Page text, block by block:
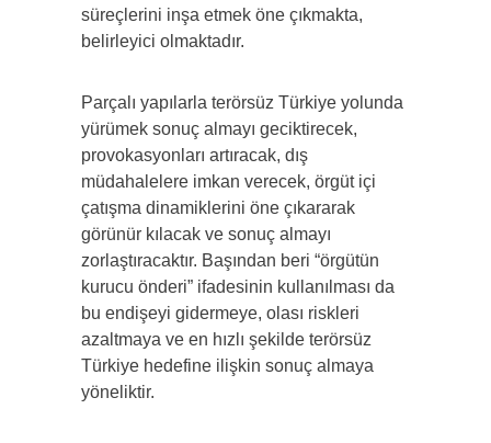
süreçlerini inşa etmek öne çıkmakta,
belirleyici olmaktadır.
Parçalı yapılarla terörsüz Türkiye yolunda
yürümek sonuç almayı geciktirecek,
provokasyonları artıracak, dış
müdahalelere imkan verecek, örgüt içi
çatışma dinamiklerini öne çıkararak
görünür kılacak ve sonuç almayı
zorlaştıracaktır. Başından beri “örgütün
kurucu önderi” ifadesinin kullanılması da
bu endişeyi gidermeye, olası riskleri
azaltmaya ve en hızlı şekilde terörsüz
Türkiye hedefine ilişkin sonuç almaya
yöneliktir.